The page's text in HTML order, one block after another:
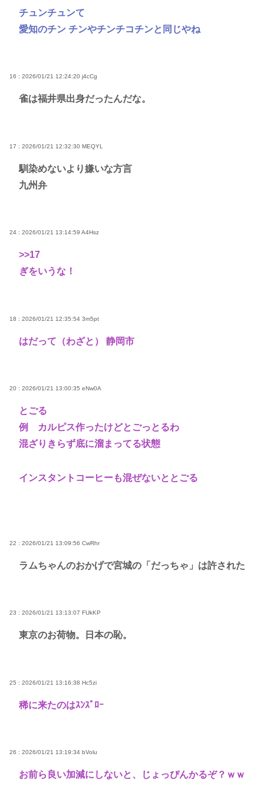
チュンチュンて
愛知のチン チンやチンチコチンと同じやね
16 : 2026/01/21 12:24:20 j4cCg
雀は福井県出身だったんだな。
17 : 2026/01/21 12:32:30 MEQYL
馴染めないより嫌いな方言
九州弁
24 : 2026/01/21 13:14:59 A4Hsz
>>17
ぎをいうな！
18 : 2026/01/21 12:35:54 3m5pt
はだって（わざと） 静岡市
20 : 2026/01/21 13:00:35 eNw0A
とごる
例 カルピス作ったけどとごっとるわ
混ざりきらず底に溜まってる状態
インスタントコーヒーも混ぜないととごる
22 : 2026/01/21 13:09:56 CwRhr
ラムちゃんのおかげで宮城の「だっちゃ」は許された
23 : 2026/01/21 13:13:07 FUkKP
東京のお荷物。日本の恥。
25 : 2026/01/21 13:16:38 Hc5zi
稀に来たのはｽﾝｽﾞﾛｰ
26 : 2026/01/21 13:19:34 bVolu
お前ら良い加減にしないと、じょっぴんかるぞ？ｗｗ